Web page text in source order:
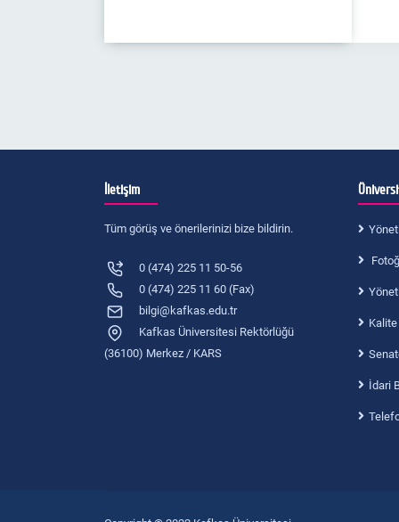
İletişim
Tüm görüş ve önerilerinizi bize bildirin.
0 (474) 225 11 50-56
0 (474) 225 11 60 (Fax)
bilgi@kafkas.edu.tr
Kafkas Üniversitesi Rektörlüğü
(36100) Merkez / KARS
İdari